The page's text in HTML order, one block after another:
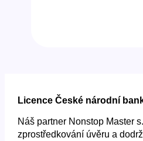
Licence České národní
Náš partner Nonstop Master
zprostředkování úvěru a